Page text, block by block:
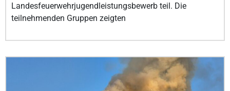
Landesfeuerwehrjugendleistungsbewerb teil. Die
teilnehmenden Gruppen zeigten